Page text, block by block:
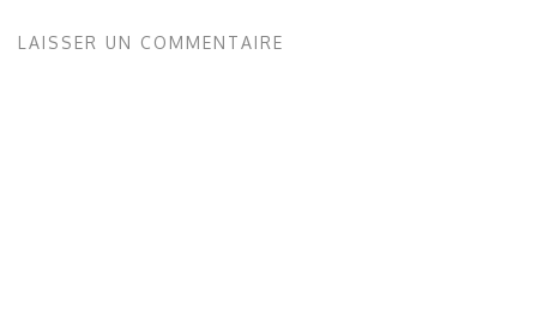
LAISSER UN COMMENTAIRE